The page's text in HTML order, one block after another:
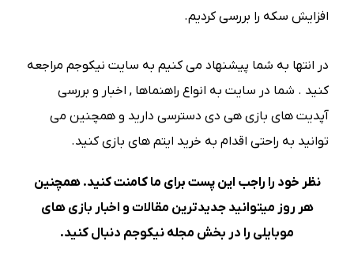
افزایش سکه را بررسی کردیم.
در انتها به شما پیشنهاد می کنیم به سایت نیکوجم مراجعه
کنید . شما در سایت به انواع راهنماها , اخبار و بررسی
آپدیت های بازی هی دی دسترسی دارید و همچنین می
توانید به راحتی اقدام به خرید ایتم های بازی کنید.
نظر خود را راجب این پست برای ما کامنت کنید. همچنین
هر روز میتوانید جدیدترین مقالات و اخبار بازی های
موبایلی را در بخش مجله نیکوجم دنبال کنید.